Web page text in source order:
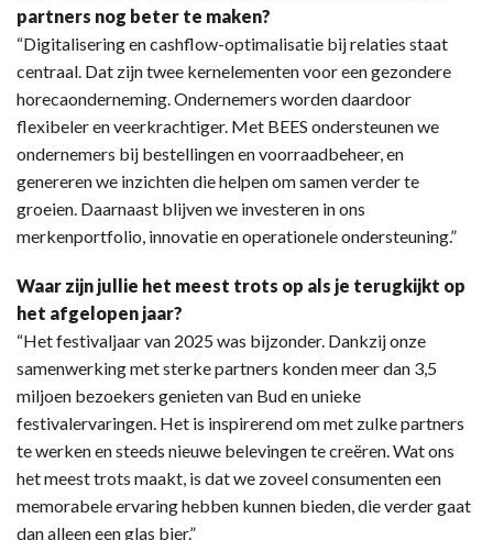
partners nog beter te maken?
“Digitalisering en cashflow-optimalisatie bij relaties staat
centraal. Dat zijn twee kernelementen voor een gezondere
horecaonderneming. Ondernemers worden daardoor
flexibeler en veerkrachtiger. Met BEES ondersteunen we
ondernemers bij bestellingen en voorraadbeheer, en
genereren we inzichten die helpen om samen verder te
groeien. Daarnaast blijven we investeren in ons
merkenportfolio, innovatie en operationele ondersteuning.”
Waar zijn jullie het meest trots op als je terugkijkt op
het afgelopen jaar?
“Het festivaljaar van 2025 was bijzonder. Dankzij onze
samenwerking met sterke partners konden meer dan 3,5
miljoen bezoekers genieten van Bud en unieke
festivalervaringen. Het is inspirerend om met zulke partners
te werken en steeds nieuwe belevingen te creëren. Wat ons
het meest trots maakt, is dat we zoveel consumenten een
memorabele ervaring hebben kunnen bieden, die verder gaat
dan alleen een glas bier.”